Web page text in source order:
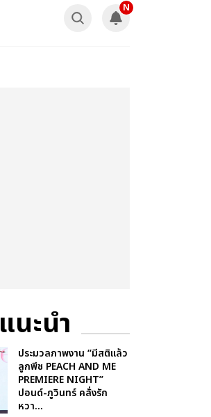
N
แนะนำ
ประมวลภาพงาน “มีสติแล้ว
ลูกพีช PEACH AND ME
PREMIERE NIGHT”
ปอนด์-ภูวินทร์ คลั่งรัก
หวา...